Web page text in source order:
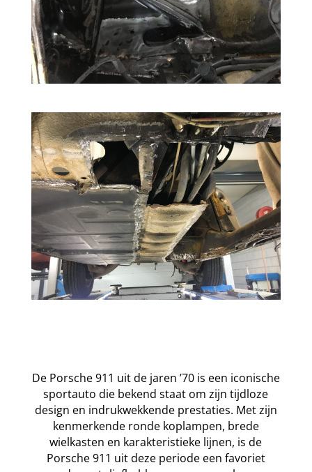
De Porsche 911 uit de jaren ’70 is een iconische
sportauto die bekend staat om zijn tijdloze
design en indrukwekkende prestaties. Met zijn
kenmerkende ronde koplampen, brede
wielkasten en karakteristieke lijnen, is de
Porsche 911 uit deze periode een favoriet